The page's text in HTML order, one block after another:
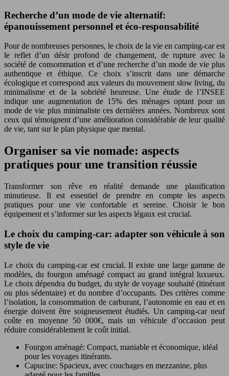
Recherche d’un mode de vie alternatif:
épanouissement personnel et éco-responsabilité
Pour de nombreuses personnes, le choix de la vie en camping-car est
le reflet d’un désir profond de changement, de rupture avec la
société de consommation et d’une recherche d’un mode de vie plus
authentique et éthique. Ce choix s’inscrit dans une démarche
écologique et correspond aux valeurs du mouvement slow living, du
minimalisme et de la sobriété heureuse. Une étude de l’INSEE
indique une augmentation de 15% des ménages optant pour un
mode de vie plus minimaliste ces dernières années. Nombreux sont
ceux qui témoignent d’une amélioration considérable de leur qualité
de vie, tant sur le plan physique que mental.
Organiser sa vie nomade: aspects
pratiques pour une transition réussie
Transformer son rêve en réalité demande une planification
minutieuse. Il est essentiel de prendre en compte les aspects
pratiques pour une vie confortable et sereine. Choisir le bon
équipement et s’informer sur les aspects légaux est crucial.
Le choix du camping-car: adapter son véhicule à son
style de vie
Le choix du camping-car est crucial. Il existe une large gamme de
modèles, du fourgon aménagé compact au grand intégral luxueux.
Le choix dépendra du budget, du style de voyage souhaité (itinérant
ou plus sédentaire) et du nombre d’occupants. Des critères comme
l’isolation, la consommation de carburant, l’autonomie en eau et en
énergie doivent être soigneusement étudiés. Un camping-car neuf
coûte en moyenne 50 000€, mais un véhicule d’occasion peut
réduire considérablement le coût initial.
Fourgon aménagé: Compact, maniable et économique, idéal
pour les voyages itinérants.
Capucine: Spacieux, avec couchages en mezzanine, plus